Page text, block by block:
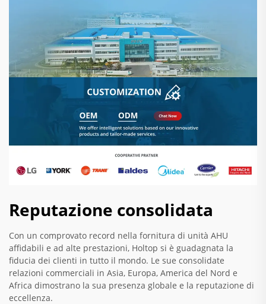
Reputazione consolidata
Con un comprovato record nella fornitura di unità AHU
affidabili e ad alte prestazioni, Holtop si è guadagnata la
fiducia dei clienti in tutto il mondo. Le sue consolidate
relazioni commerciali in Asia, Europa, America del Nord e
Africa dimostrano la sua presenza globale e la reputazione di
eccellenza.